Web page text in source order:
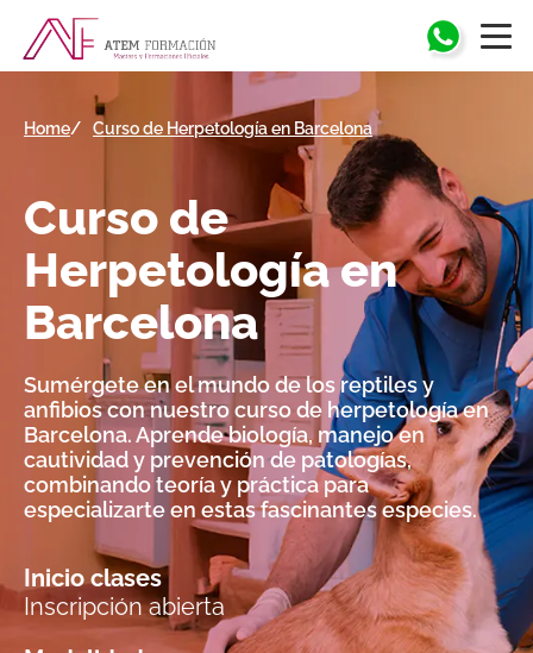
Home Curso de Herpetología en Barcelona
Curso de
Herpetologíaen
Barcelona
Sumérgete en el mundo de los reptiles y
anfibios con nuestro curso de herpetología en
Barcelona. Aprende biología, manejo en
cautividad y prevención de patologías,
combinando teoría y práctica para
especializarte en estas fascinantes especies.
Inicio clases
Inscripción abierta